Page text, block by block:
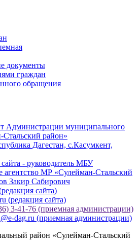
документы
граждан
обращения
Администрации муниципального
район»
Дагестан, с.Касумкент,
- руководитель МБУ
МР «Сулейман-Стальский
Закир Сабирович
сайта)
(редакция сайта)
3-41-76 (приемная администрации)
dag.ru (приемная администрации)
район «Сулейман-Стальский